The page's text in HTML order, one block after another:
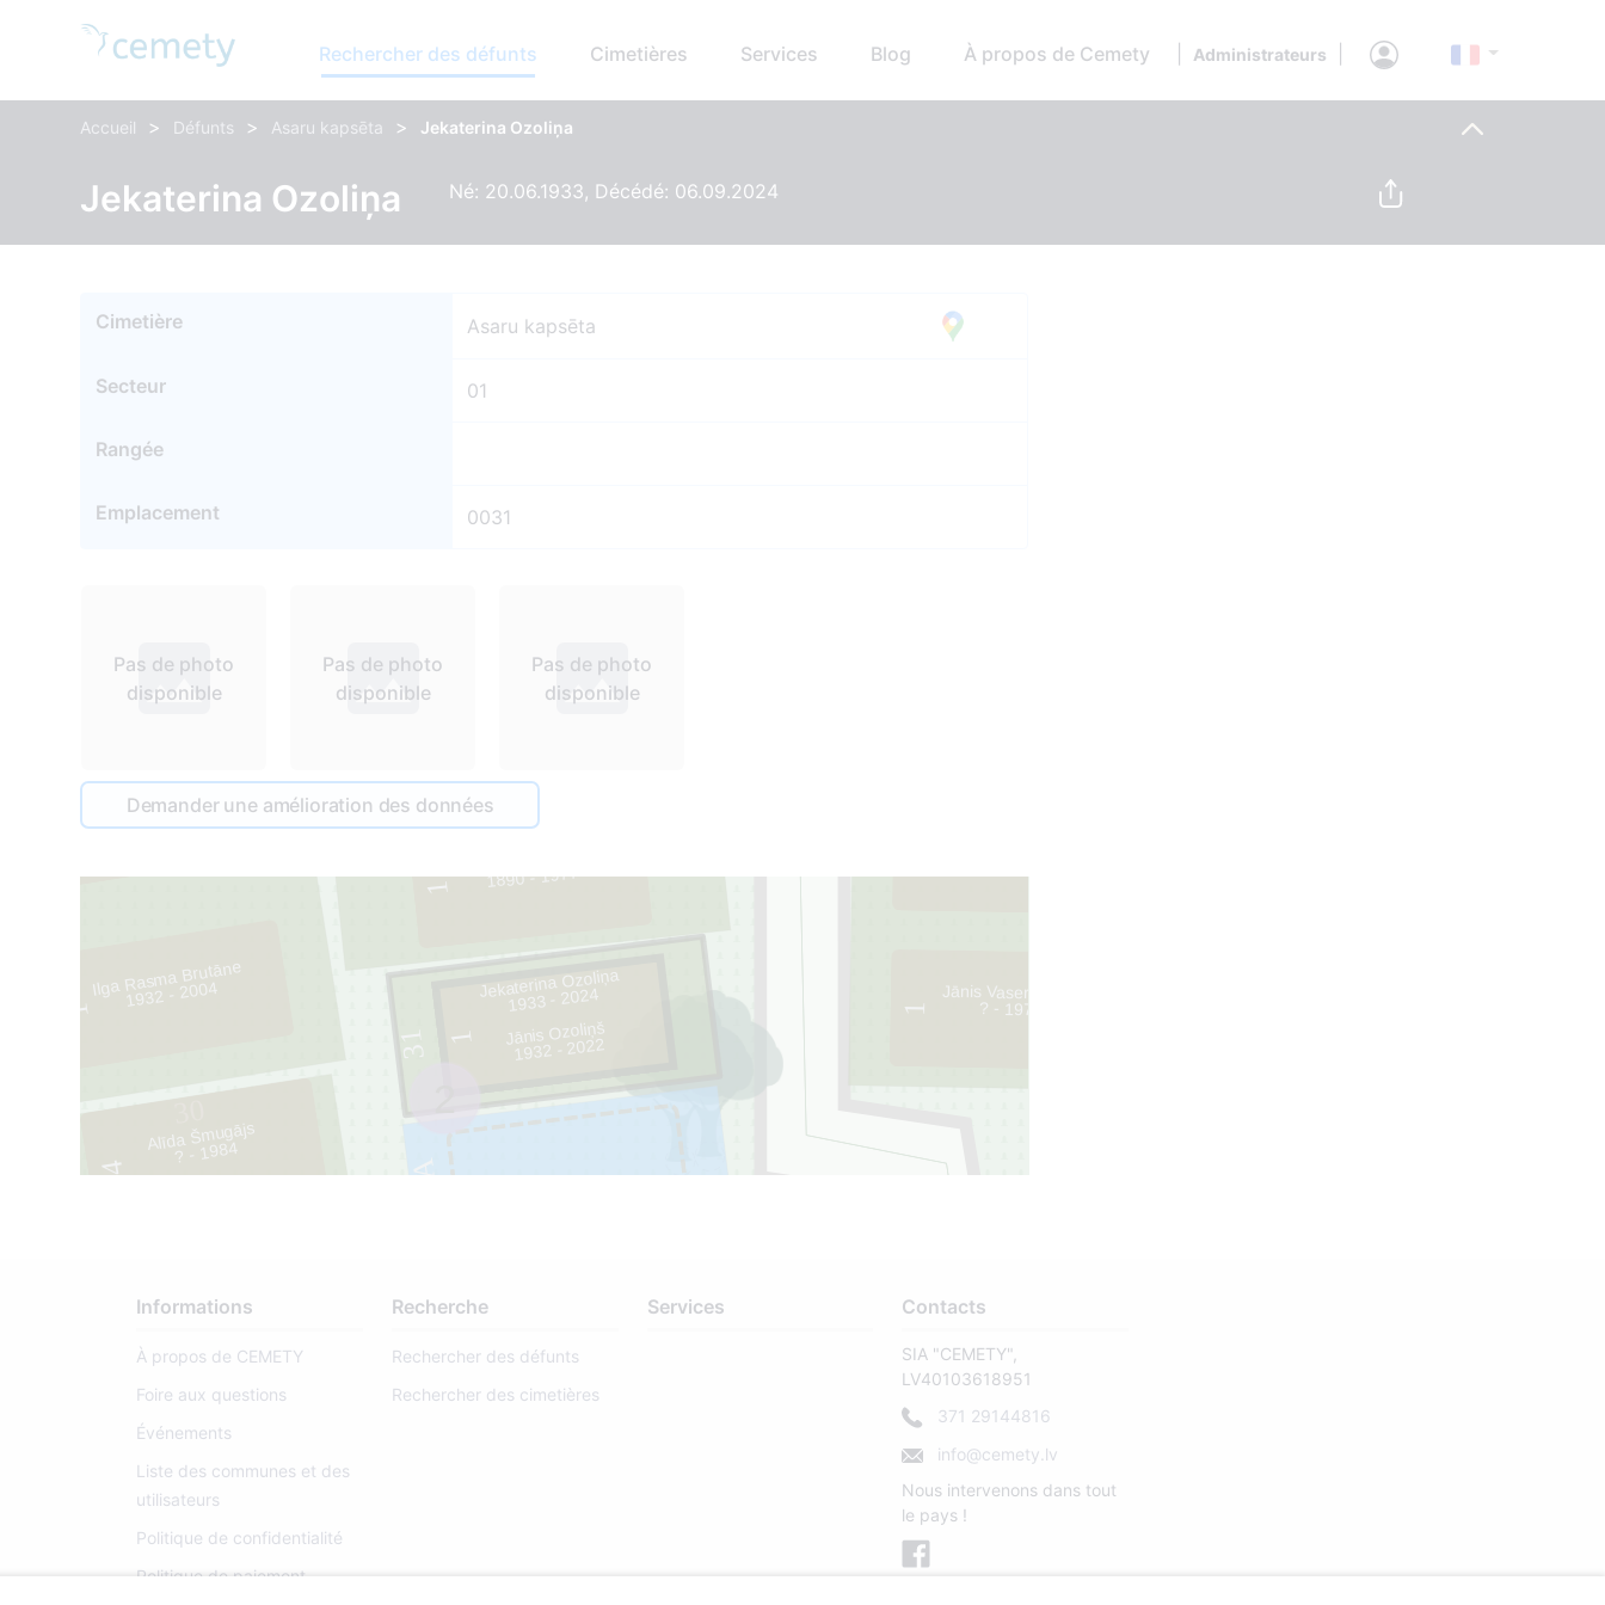
Rechercher des défunts Cimetières Services Blog À propos de Cemety Administrateurs
Accueil > Défunts > Asaru kapsēta > Jekaterina Ozoliņa
Jekaterina Ozoliņa Né: 20.06.1933, Décédé: 06.09.2024
Cimetière Asaru kapsēta
Secteur 01
Rangée
Emplacement 0031
Pas de photo
disponible
Pas de photo
disponible
Pas de photo
disponible
Demander une amélioration des données
31
031A
1
1
4
1
1
Ilga Rasma Brutāne
1932 - 2004
1890 - 1977
Alīda Šmugājs
? - 1984
Jekaterina Ozoliņa
1933 - 2024
Jānis Ozoliņš
1932 - 2022
Jānis Vasermanis
? - 1970
Informations
À propos de CEMETY
Foire aux questions
Événements
Liste des communes et des
utilisateurs
Politique de confidentialité
Politique de paiement
Recherche
Rechercher des défunts
Rechercher des cimetières
Services Contacts
SIA "CEMETY",
LV40103618951
371 29144816
info@cemety.lv
Nous intervenons dans tout
le pays !